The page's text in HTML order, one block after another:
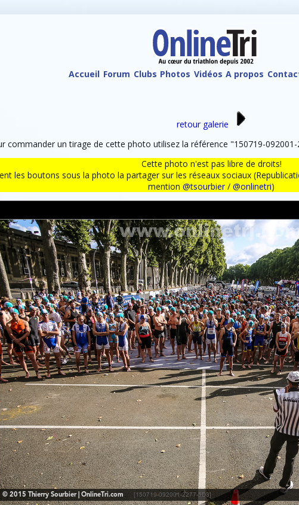
Accueil Forum Clubs Photos Vidéos A propos
retour galerie
commander un tirage de cette photo utilisez la référence "150719-
Cette photo n'est pas libre de droits!
les boutons sous la photo la partager sur les réseaux sociaux
mention @tsourbier/ @onlinetri)